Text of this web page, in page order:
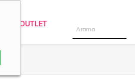
OUTLET